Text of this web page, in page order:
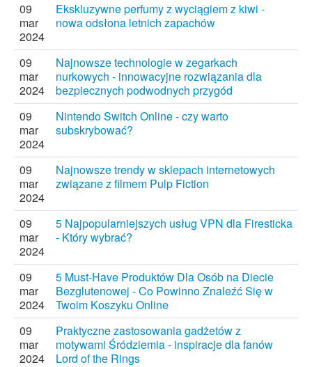
09
mar
2024
Ekskluzywne perfumy z wyciągiem z kiwi -
nowa odsłona letnich zapachów
09
mar
2024
Najnowsze technologie w zegarkach
nurkowych - innowacyjne rozwiązania dla
bezpiecznych podwodnych przygód
09
mar
2024
Nintendo Switch Online - czy warto
subskrybować?
09
mar
2024
Najnowsze trendy w sklepach internetowych
związane z filmem Pulp Fiction
09
mar
2024
5 Najpopularniejszych usług VPN dla Firesticka
- Który wybrać?
09
mar
2024
5 Must-Have Produktów Dla Osób na Diecie
Bezglutenowej - Co Powinno Znaleźć Się w
Twoim Koszyku Online
09
mar
2024
Praktyczne zastosowania gadżetów z
motywami Śródziemia - inspiracje dla fanów
Lord of the Rings